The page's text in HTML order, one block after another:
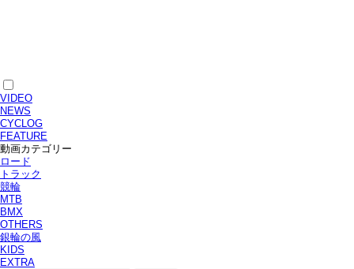
VIDEO
NEWS
CYCLOG
FEATURE
動画カテゴリー
ロード
トラック
競輪
MTB
BMX
OTHERS
銀輪の風
KIDS
EXTRA